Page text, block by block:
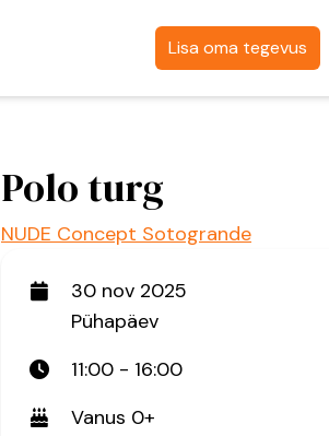
Lisa oma tegevus
Polo turg
NUDE Concept Sotogrande
30 nov 2025
Pühapäev
11:00 - 16:00
Vanus 0+